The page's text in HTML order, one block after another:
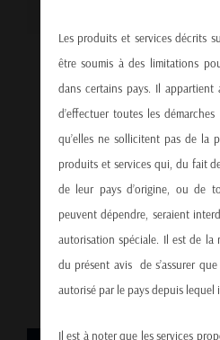
Ireland’s role in
chains is hitting
explosive U.S.
weight-loss drugs
2025, a record-
hormones was
the United States
year’s total. A
Les produits et services décrits
être soumis à des limitations
dans certains pays. Il appartient
d’effectuer toutes les démarches
qu’elles ne sollicitent pas de la
produits et services qui, du fait
de leur pays d’origine, ou de
peuvent dépendre, seraient
autorisation spéciale. Il est de la
du présent avis de s’assurer
autorisé par le pays depuis lequel
Il est à noter que les services